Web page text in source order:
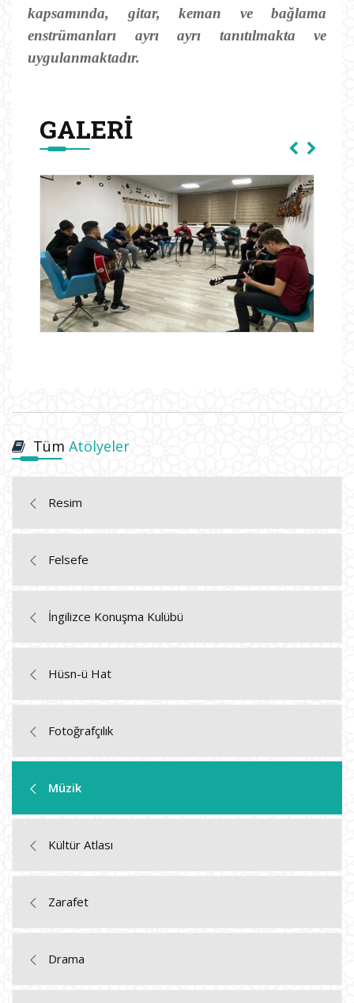
kapsamında, gitar, keman ve bağlama
enstrümanları ayrı ayrı tanıtılmakta ve
uygulanmaktadır.
GALERI
Tüm Atölyeler
Resim
Felsefe
İngilizce Konuşma Kulübü
Hüsn-ü Hat
Fotoğrafçılık
Müzik
Kültür Atlası
Zarafet
Drama